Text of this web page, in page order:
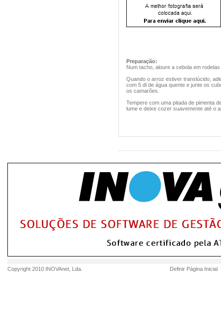
Preparação:
Num tacho, aloure a cebola em
Quando o arroz estiver translúcido,
com 5 dl de água quente e junte os
os camarões.
Tempere com uma pitada de pimenta
lume e deixe cozer suavemente até o
Copyright 2010 INOVAnet , Lda. Definir Página Inicial